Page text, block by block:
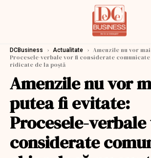
DCBusiness › Actualitate › Amenzile nu vor
Procesele-verbale vor fi considerate comunicate
ridicate de la poștă
Amenzile nu vor
putea fi evitate:
Procesele-
considerate